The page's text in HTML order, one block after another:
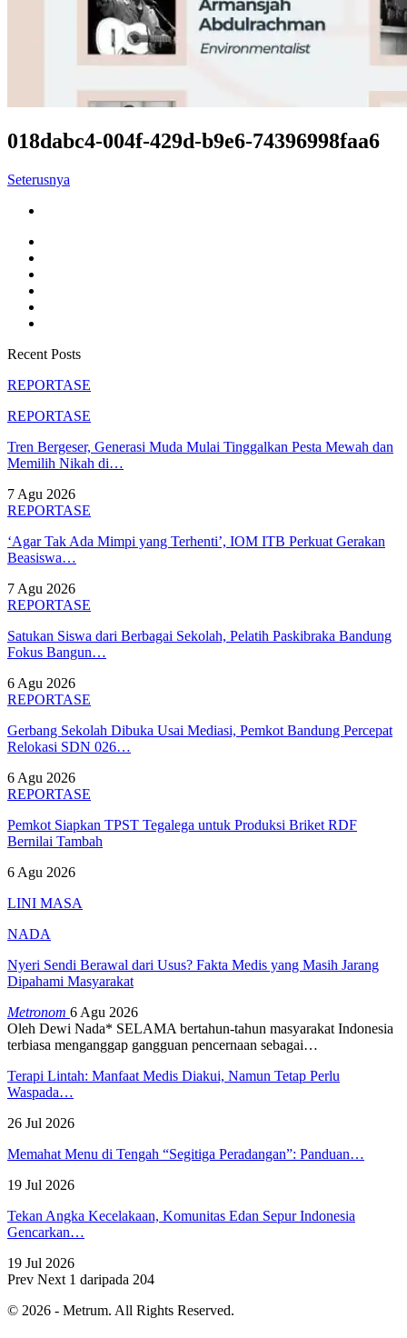
018dabc4-004f-429d-b9e6-74396998faa6
Seterusnya
Recent Posts
REPORTASE
REPORTASE
Tren Bergeser, Generasi Muda Mulai Tinggalkan Pesta Mewah dan
Memilih Nikah di…
7 Agu 2026
REPORTASE
‘Agar Tak Ada Mimpi yang Terhenti’, IOM ITB Perkuat Gerakan
Beasiswa…
7 Agu 2026
REPORTASE
Satukan Siswa dari Berbagai Sekolah, Pelatih Paskibraka Bandung
Fokus Bangun…
6 Agu 2026
REPORTASE
Gerbang Sekolah Dibuka Usai Mediasi, Pemkot Bandung Percepat
Relokasi SDN 026…
6 Agu 2026
REPORTASE
Pemkot Siapkan TPST Tegalega untuk Produksi Briket RDF
Bernilai Tambah
6 Agu 2026
LINI MASA
NADA
Nyeri Sendi Berawal dari Usus? Fakta Medis yang Masih Jarang
Dipahami Masyarakat
Metronom 6 Agu 2026
Oleh Dewi Nada* SELAMA bertahun-tahun masyarakat Indonesia
terbiasa menganggap gangguan pencernaan sebagai…
Terapi Lintah: Manfaat Medis Diakui, Namun Tetap Perlu
Waspada…
26 Jul 2026
Memahat Menu di Tengah “Segitiga Peradangan”: Panduan…
19 Jul 2026
Tekan Angka Kecelakaan, Komunitas Edan Sepur Indonesia
Gencarkan…
19 Jul 2026
Prev Next 1 daripada 204
© 2026 - Metrum. All Rights Reserved.